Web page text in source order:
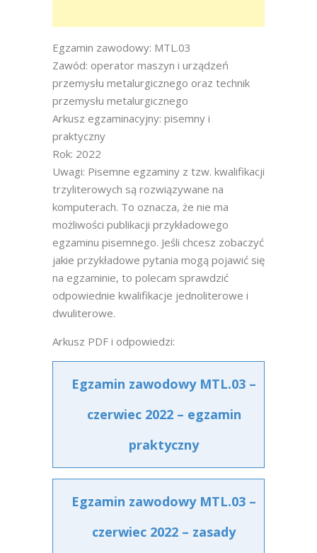
Egzamin zawodowy: MTL.03
Zawód: operator maszyn i urządzeń
przemysłu metalurgicznego oraz technik
przemysłu metalurgicznego
Arkusz egzaminacyjny: pisemny i
praktyczny
Rok: 2022
Uwagi: Pisemne egzaminy z tzw. kwalifikacji
trzyliterowych są rozwiązywane na
komputerach. To oznacza, że nie ma
możliwości publikacji przykładowego
egzaminu pisemnego. Jeśli chcesz zobaczyć
jakie przykładowe pytania mogą pojawić się
na egzaminie, to polecam sprawdzić
odpowiednie kwalifikacje jednoliterowe i
dwuliterowe.
Arkusz PDF i odpowiedzi:
Egzamin zawodowy MTL.03 –
czerwiec 2022 – egzamin
praktyczny
Egzamin zawodowy MTL.03 –
czerwiec 2022 – zasady